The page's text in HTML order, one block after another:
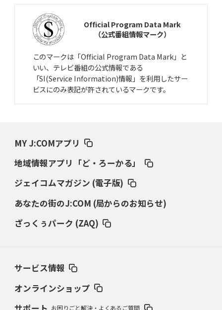
Official Program Data Mark
（公式番組情報マーク）
このマークは「Official Program Data Mark」と
いい、テレビ番組の公式情報である
「SI(Service Information)情報」を利用したサー
ビスにのみ表記が許されているマークです。
MY J:COMアプリ
地域情報アプリ「ど・ろーかる」
ジェイコムマガジン (電子版)
あなたの街のJ:COM (局からのお知らせ)
ざっくぅパーク (ZAQ)
サービス情報
オンラインショップ
お困りごと解決・よくあるご質問